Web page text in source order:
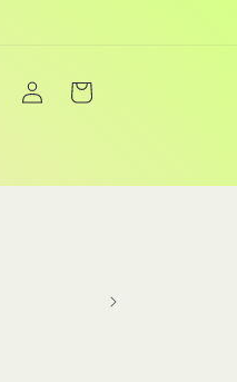
Iniciar
sesión
Carrito